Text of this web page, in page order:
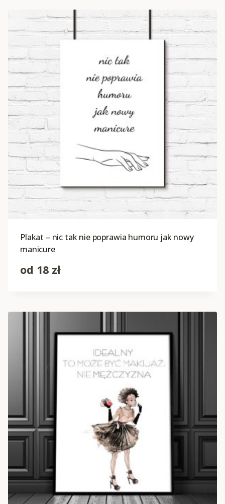
Plakat – nic tak nie poprawia humoru jak nowy
manicure
od 18 zł